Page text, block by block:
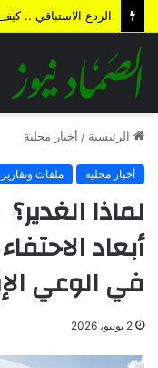
الرئيسية / أخبار محلية
أخبار محلية ملفات وتقارير
لماذا
أبعاد
في الوعي
2 يونيو، 2026